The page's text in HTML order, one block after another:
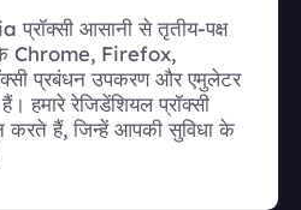
आसानी से तृतीय-पक्ष
Chrome, Firefox,
प्रबंधन उपकरण और एमुलेटर
हमारे रेजिडेंशियल प्रॉक्सी
करते हैं, जिन्हें आपकी सुविधा के